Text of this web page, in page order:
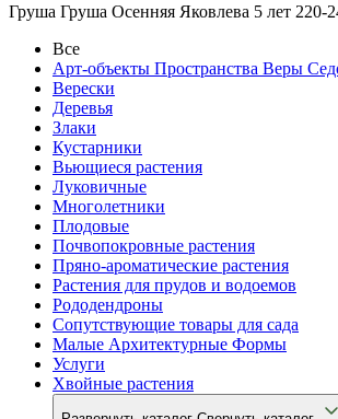
Груша Груша Осенняя Яковлева 5 лет 220-
Все
Арт-объекты Пространства Веры
Верески
Деревья
Злаки
Кустарники
Вьющиеся растения
Луковичные
Многолетники
Плодовые
Почвопокровные растения
Пряно-ароматические растения
Растения для прудов и водоемов
Рододендроны
Сопутствующие товары для сада
Малые Архитектурные Формы
Услуги
Хвойные растения